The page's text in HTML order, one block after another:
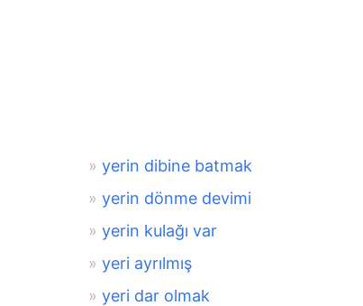
yerin dibine batmak
yerin dönme devimi
yerin kulağı var
yeri ayrılmış
yeri dar olmak